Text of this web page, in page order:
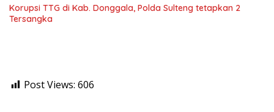
Korupsi TTG di Kab. Donggala, Polda Sulteng tetapkan 2
Tersangka
Post Views: 606